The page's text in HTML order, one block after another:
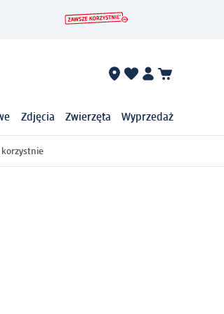
Zdjęcia Zwierzęta Wyprzedaż
korzystnie